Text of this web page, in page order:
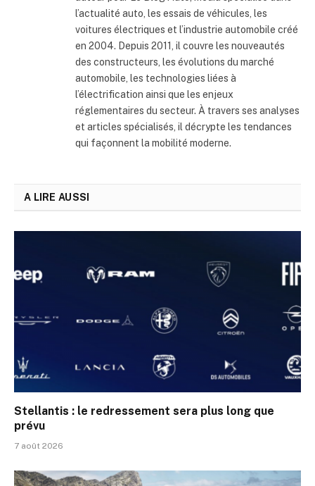
l’actualité auto, les essais de véhicules, les
voitures électriques et l’industrie automobile créé
en 2004. Depuis 2011, il couvre les nouveautés
des constructeurs, les évolutions du marché
automobile, les technologies liées à
l’électrification ainsi que les enjeux
réglementaires du secteur. À travers ses analyses
et articles spécialisés, il décrypte les tendances
qui façonnent la mobilité moderne.
A LIRE AUSSI
Stellantis : le redressement sera plus long que
prévu
7 août 2026